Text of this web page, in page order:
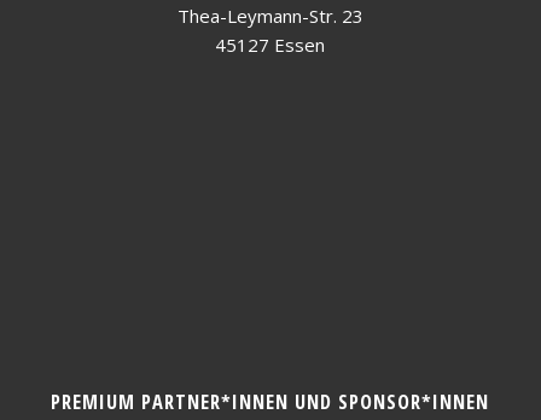
Thea-Leymann-Str. 23
45127 Essen
PREMIUM PARTNER*INNEN UND SPONSOR*INNEN